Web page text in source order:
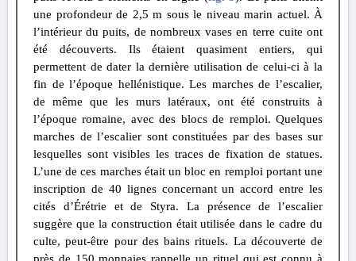
une profondeur de 2,5 m sous le niveau marin actuel. À
l’intérieur du puits, de nombreux vases en terre cuite ont
été découverts. Ils étaient quasiment entiers, qui
permettent de dater la dernière utilisation de celui-ci à la
fin de l’époque hellénistique. Les marches de l’escalier,
de même que les murs latéraux, ont été construits à
l’époque romaine, avec des blocs de remploi. Quelques
marches de l’escalier sont constituées par des bases sur
lesquelles sont visibles les traces de fixation de statues.
L’une de ces marches était un bloc en remploi portant une
inscription de 40 lignes concernant un accord entre les
cités d’Érétrie et de Styra. La présence de l’escalier
suggère que la construction était utilisée dans le cadre du
culte, peut-être pour des bains rituels. La découverte de